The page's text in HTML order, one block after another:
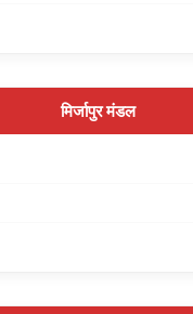
मिर्जापुर मंडल